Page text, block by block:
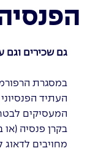
גם שכירים וגם
במסגרת
העתיד
בקרן פנסיה (או
מחויבים לדאוג